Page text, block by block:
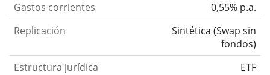
Gastos corrientes
0,55% p.a.
Replicación
Sintética (Swap sin
fondos)
Estructura jurídica
ETF